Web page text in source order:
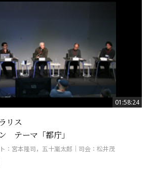
01:58:24
リス
テーマ「都庁」
：宮本隆司，五十嵐太郎｜司会：松井茂